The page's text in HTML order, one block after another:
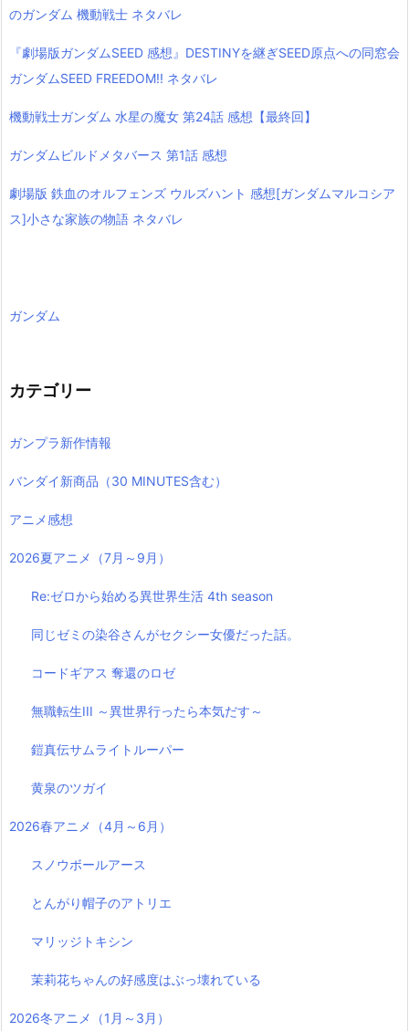
のガンダム 機動戦士 ネタバレ
『劇場版ガンダムSEED 感想』DESTINYを継ぎSEED原点への同窓会
ガンダムSEED FREEDOM!! ネタバレ
機動戦士ガンダム 水星の魔女 第24話 感想【最終回】
ガンダムビルドメタバース 第1話 感想
劇場版 鉄血のオルフェンズ ウルズハント 感想[ガンダムマルコシア
ス]小さな家族の物語 ネタバレ
ガンダム
カテゴリー
ガンプラ新作情報
バンダイ新商品（30 MINUTES含む）
アニメ感想
2026夏アニメ（7月～9月）
Re:ゼロから始める異世界生活 4th season
同じゼミの染谷さんがセクシー女優だった話。
コードギアス 奪還のロゼ
無職転生III ～異世界行ったら本気だす～
鎧真伝サムライトルーパー
黄泉のツガイ
2026春アニメ（4月～6月）
スノウボールアース
とんがり帽子のアトリエ
マリッジトキシン
茉莉花ちゃんの好感度はぶっ壊れている
2026冬アニメ（1月～3月）